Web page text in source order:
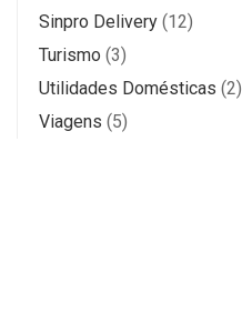
Sinpro Delivery (12)
Turismo (3)
Utilidades Domésticas (2)
Viagens (5)